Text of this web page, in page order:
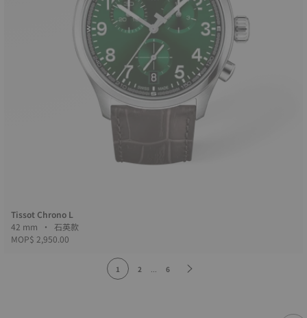
Tissot Chrono L
42 mm • 石英款
MOP$ 2,950.00
1 2 6